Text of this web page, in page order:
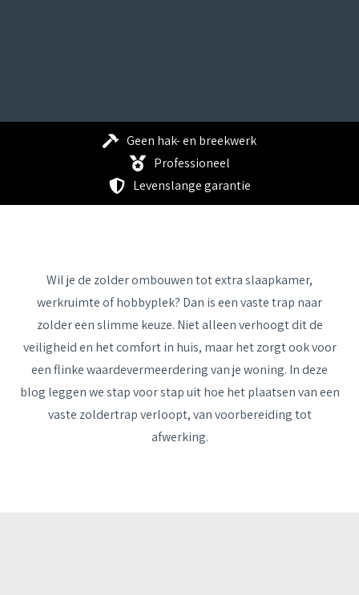
Geen hak- en breekwerk
Professioneel
Levenslange garantie
Wil je de zolder ombouwen tot extra slaapkamer,
werkruimte of hobbyplek? Dan is eenvaste trap naar
zoldereen slimme keuze. Niet alleen verhoogt dit de
veiligheid en het comfort in huis, maar het zorgt ook voor
een flinke waardevermeerdering van je woning. In deze
blog leggen we stap voor stap uit hoe het plaatsen van een
vaste zoldertrap verloopt, van voorbereiding tot
afwerking.